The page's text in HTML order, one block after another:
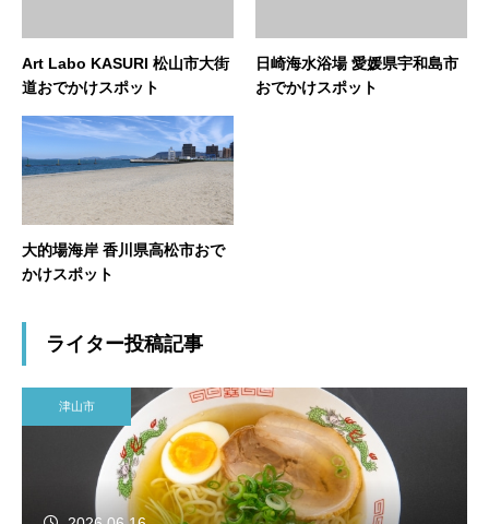
Art Labo KASURI 松山市大街
道おでかけスポット
日崎海水浴場 愛媛県宇和島市
おでかけスポット
大的場海岸 香川県高松市おで
かけスポット
ライター投稿記事
津山市